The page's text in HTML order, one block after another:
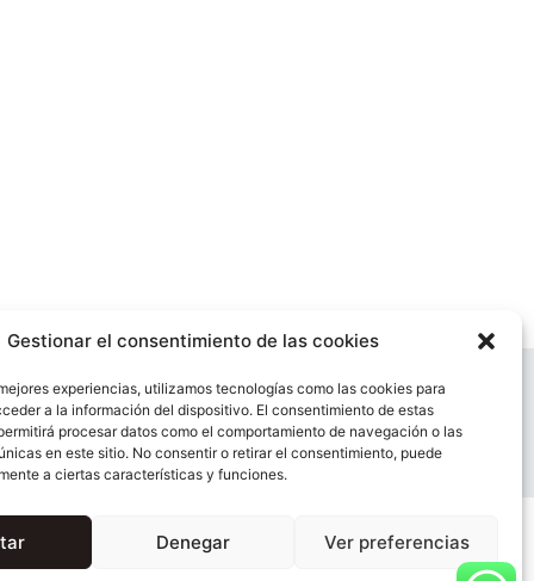
Gestionar el consentimiento de las cookies
experiencias, utilizamos tecnologías como las cookies para
a la información del dispositivo. El consentimiento de estas
procesar datos como el comportamiento de navegación o las
en este sitio. No consentir o retirar el consentimiento, puede
a ciertas características y funciones.
Denegar Ver preferencias
de Autor y la Ley de Propiedad Intelectual.Cualquier